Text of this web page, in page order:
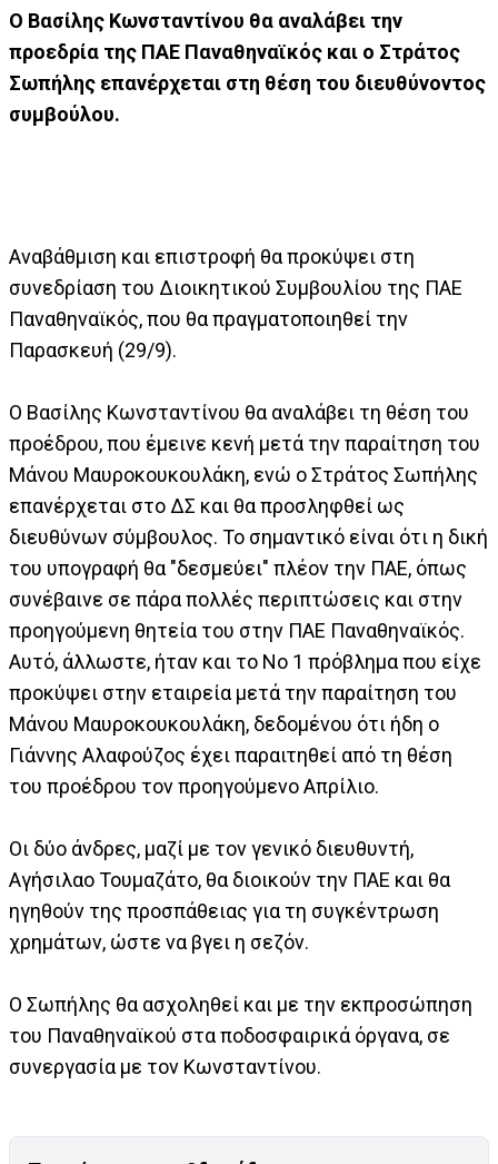
Ο Βασίλης Κωνσταντίνου θα αναλάβει την
προεδρία της ΠΑΕ Παναθηναϊκός και ο Στράτος
Σωπήλης επανέρχεται στη θέση του διευθύνοντος
συμβούλου.
Αναβάθμιση και επιστροφή θα προκύψει στη
συνεδρίαση του Διοικητικού Συμβουλίου της ΠΑΕ
Παναθηναϊκός, που θα πραγματοποιηθεί την
Παρασκευή (29/9).
Ο Βασίλης Κωνσταντίνου θα αναλάβει τη θέση του
προέδρου, που έμεινε κενή μετά την παραίτηση του
Μάνου Μαυροκουκουλάκη, ενώ ο Στράτος Σωπήλης
επανέρχεται στο ΔΣ και θα προσληφθεί ως
διευθύνων σύμβουλος. Το σημαντικό είναι ότι η δική
του υπογραφή θα "δεσμεύει" πλέον την ΠΑΕ, όπως
συνέβαινε σε πάρα πολλές περιπτώσεις και στην
προηγούμενη θητεία του στην ΠΑΕ Παναθηναϊκός.
Αυτό, άλλωστε, ήταν και το Νο 1 πρόβλημα που είχε
προκύψει στην εταιρεία μετά την παραίτηση του
Μάνου Μαυροκουκουλάκη, δεδομένου ότι ήδη ο
Γιάννης Αλαφούζος έχει παραιτηθεί από τη θέση
του προέδρου τον προηγούμενο Απρίλιο.
Οι δύο άνδρες, μαζί με τον γενικό διευθυντή,
Αγήσιλαο Τουμαζάτο, θα διοικούν την ΠΑΕ και θα
ηγηθούν της προσπάθειας για τη συγκέντρωση
χρημάτων, ώστε να βγει η σεζόν.
Ο Σωπήλης θα ασχοληθεί και με την εκπροσώπηση
του Παναθηναϊκού στα ποδοσφαιρικά όργανα, σε
συνεργασία με τον Κωνσταντίνου.